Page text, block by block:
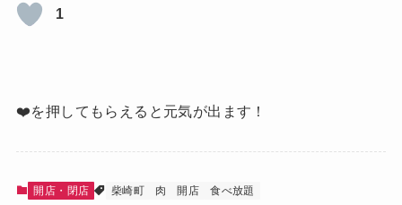
1
❤️を押してもらえると元気が出ます！
開店・閉店 柴崎町 肉 開店 食べ放題